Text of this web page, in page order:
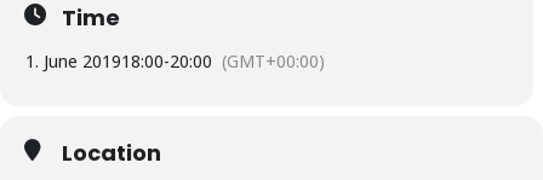
Time
1. June 201918:00-20:00 (GMT+00:00)
Location